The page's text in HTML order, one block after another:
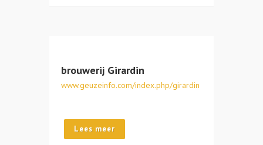
brouwerij Girardin
www.geuzeinfo.com/index.php/girardin
Lees meer